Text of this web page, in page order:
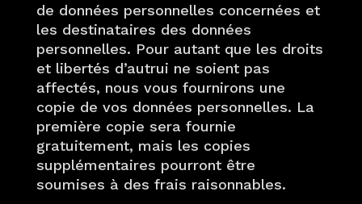
de données personnelles concernées et
les destinataires des données
personnelles. Pour autant que les droits
et libertés d’autrui ne soient pas
affectés, nous vous fournirons une
copie de vos données personnelles. La
première copie sera fournie
gratuitement, mais les copies
supplémentaires pourront être
soumises à des frais raisonnables.